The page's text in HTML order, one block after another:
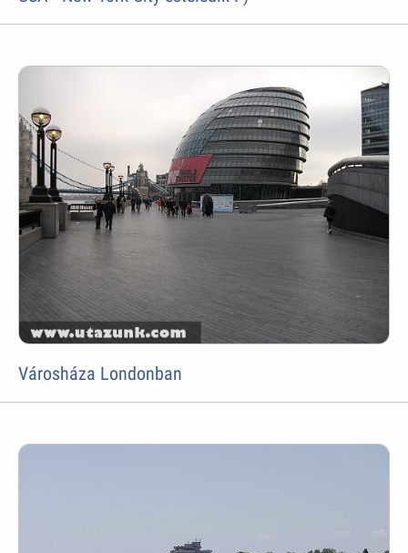
Városháza Londonban